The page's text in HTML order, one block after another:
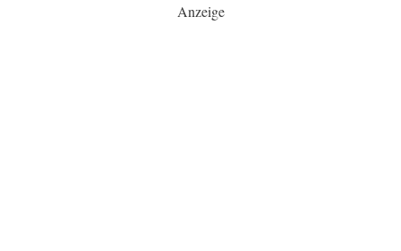
Anzeige